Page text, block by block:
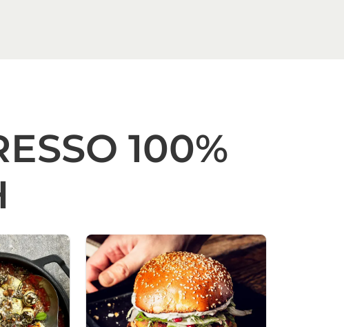
100%